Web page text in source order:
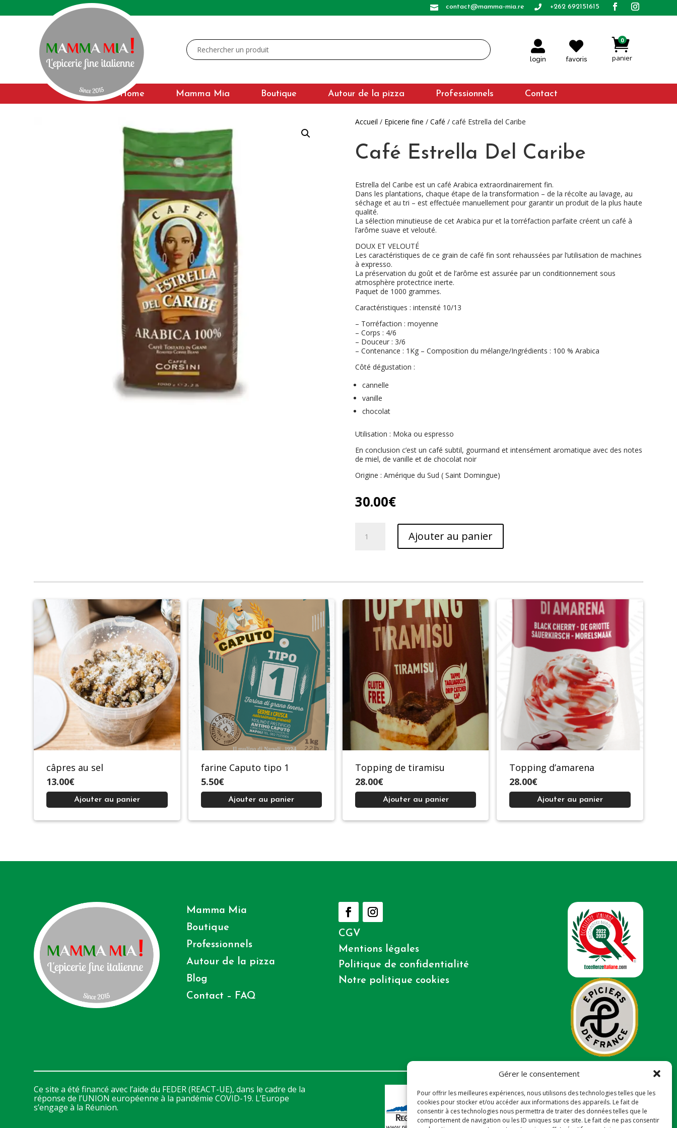
Gérer le consentement
Pour offrir les meilleures expériences, nous utilisons des technologies telles que les
cookies pour stocker et/ou accéder aux informations des appareils. Le fait de
consentir à ces technologies nous permettra de traiter des données telles que le
comportement de navigation ou les ID uniques sur ce site. Le fait de ne pas consentir
 +262 692151615
 contact@mamma-mia.re

0

favoris

login
Home Mamma Mia Boutique Autour de la pizza Professionnels Contact
Accueil / Epicerie fine /Café / café Estrella del Caribe
Café Estrella Del Caribe
Estrella del Caribe est un café Arabica extraordinairement fin.
Dans les plantations, chaque étape de la transformation – de la récolte au lavage, au
séchage et au tri – est effectuée manuellement pour garantir un produit de la plus haute
qualité.
La sélection minutieuse de cet Arabica pur et la torréfaction parfaite créent un café à
l’arôme suave et velouté.
DOUX ET VELOUTÉ
Les caractéristiques de ce grain de café fin sont rehaussées par l’utilisation de machines
à expresso.
La préservation du goût et de l’arôme est assurée par un conditionnement sous
atmosphère protectrice inerte.
Paquet de 1000 grammes.
Caractéristiques : intensité 10/13
– Torréfaction : moyenne
– Corps : 4/6
– Douceur : 3/6
– Contenance : 1Kg – Composition du mélange/Ingrédients : 100 % Arabica
Côté dégustation :
cannelle
vanille
chocolat
Utilisation : Moka ou espresso
En conclusion c’est un café subtil, gourmand et intensément aromatique avec des notes
de miel, de vanille et de chocolat noir
Origine : Amérique du Sud ( Saint Domingue)
30.00€
Ajouter au panier
câpres au sel
13.00€
Ajouter au panier
farine Caputo tipo 1
5.50€
Ajouter au panier
Topping de tiramisu
28.00€
Ajouter au panier
Topping d’amarena
28.00€
Ajouter au panier
Mamma Mia
Boutique
Professionnels
Autour de la pizza
Blog
Contact – FAQ
CGV
Mentions légales
Politique de confidentialité
Notre politique cookies
Ce site a été financé avec l’aide du FEDER (REACT-UE), dans le cadre de la
réponse de l’UNION européenne à la pandémie COVID-19. L’Europe
s’engage à la Réunion.